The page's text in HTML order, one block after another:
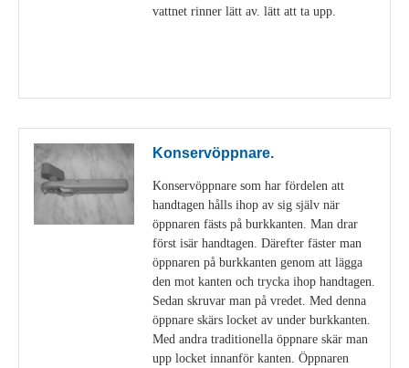
vattnet rinner lätt av. lätt att ta upp.
Konservöppnare.
Konservöppnare som har fördelen att
handtagen hålls ihop av sig själv när
öppnaren fästs på burkkanten. Man drar
först isär handtagen. Därefter fäster man
öppnaren på burkkanten genom att lägga
den mot kanten och trycka ihop handtagen.
Sedan skruvar man på vredet. Med denna
öppnare skärs locket av under burkkanten.
Med andra traditionella öppnare skär man
upp locket innanför kanten. Öppnaren